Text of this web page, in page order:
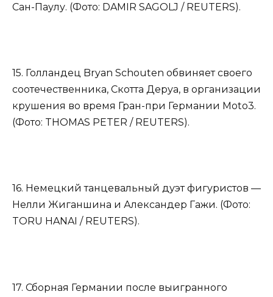
Сан-Паулу. (Фото: DAMIR SAGOLJ / REUTERS).
15. Голландец Bryan Schouten обвиняет своего
соотечественника, Скотта Деруа, в организации
крушения во время Гран-при Германии Moto3.
(Фото: THOMAS PETER / REUTERS).
16. Немецкий танцевальный дуэт фигуристов —
Нелли Жиганшина и Александер Гажи. (Фото:
TORU HANAI / REUTERS).
17. Сборная Германии после выигранного